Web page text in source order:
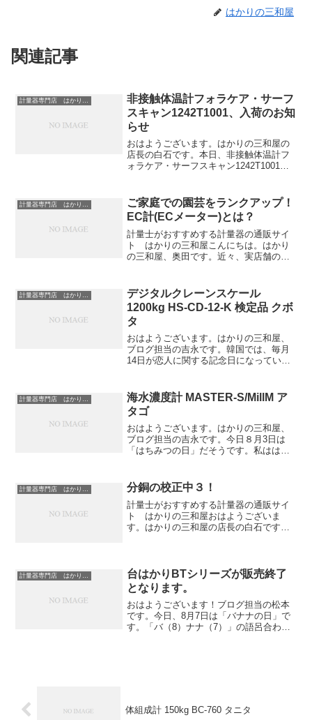
はかりの三和屋
関連記事
計量器専門店 はかりの三和屋
非接触体温計フォラケア・サーフ
スキャン1242T1001、入荷のお知
らせ
おはようございます。はかりの三和屋の
店長の白石です。本日、非接触体温計フ
ォラケア・サーフスキャン1242T1001が
は、現在大きく分けて2種類のものが販売
されています。1...
計量器専門店 はかりの三和屋
ご家庭での園芸をランクアップ！
EC計(ECメーター)とは？
計量士がおすすめする計量器の通販サイ
ト はかりの三和屋こんにちは。はかり
の三和屋、奥田です。近々、実店舗の看
しています。さて、当店で一般の方に人
気の商品は、何でしょうか...
デジタルクレーンスケール
1200kg HS-CD-12-K 検定品 クボ
タ
おはようございます。はかりの三和屋、
ブログ担当の吉永です。韓国では、毎月
14日が恋人に関する記念日になっている
す。ミュージックデーは、音楽のかかる
場所に友達を集めて...
海水濃度計 MASTER-S/MillM ア
タゴ
おはようございます。はかりの三和屋、
ブログ担当の吉永です。今日８月3日は
「はちみつの日」だそうです。私ははち
はちみつだけで食べたりもしていまし
た。前に一度、祖父が買って...
計量器専門店 はかりの三和屋 分銅の校正中３！
計量士がおすすめする計量器の通販サイ
ト はかりの三和屋おはようございま
す。はかりの三和屋の店長の白石です。
で500kgと1000k...
台はかりBTシリーズが販売終了
となります。
おはようございます！ブログ担当の松本
です。今日、8月7日は「バナナの日」で
す。「バ（8）ナナ（7）」の語呂合わせ
体組成計 150kg BC-760 タニタ